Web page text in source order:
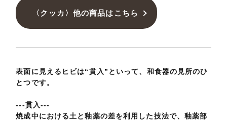
〈クッカ〉他の商品はこちら
表面に見えるヒビは“貫入”といって、和食器の見所のひ
とつです。
---貫入---
焼成中における土と釉薬の差を利用した技法で、釉薬部